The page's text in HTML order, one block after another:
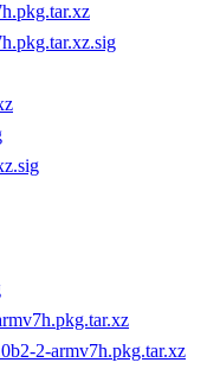
2-armv7h.pkg.tar.xz